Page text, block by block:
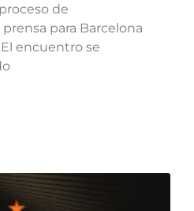
de
para Barcelona
El encuentro se